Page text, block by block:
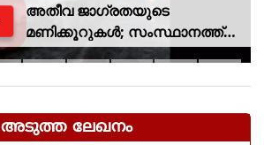
അതീവ ജാഗ്രതയുടെ
മണിക്കൂറുകൾ; സംസ്ഥാനത്ത്
റെഡ് അലർട്ട്, ശക്തമായ
അടുത്ത ലേഖനം